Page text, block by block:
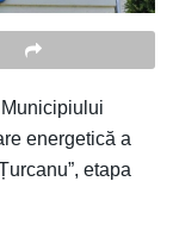
energetică a
etapa